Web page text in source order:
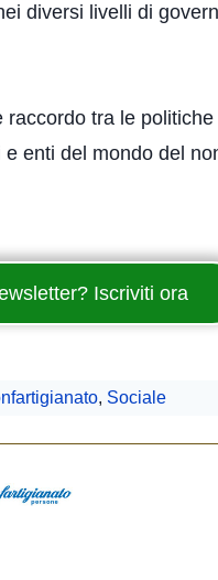
diversi livelli di
tra le
enti del mondo del
Iscriviti ora
, Sociale